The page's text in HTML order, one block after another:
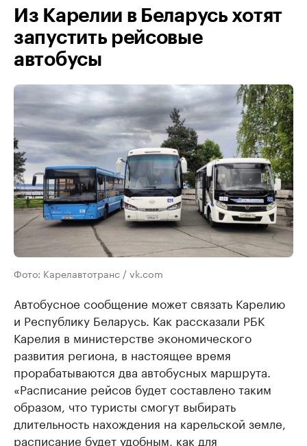
Из Карелии в Беларусь хотят
запустить рейсовые
автобусы
Фото: Карелавтотранс / vk.com
Автобусное сообщение может связать Карелию
и Республику Беларусь. Как рассказали РБК
Карелия в министерстве экономического
развития региона, в настоящее время
прорабатываются два автобусных маршрута.
«Расписание рейсов будет составлено таким
образом, что туристы смогут выбирать
длительность нахождения на карельской земле,
расписание будет удобным, как для